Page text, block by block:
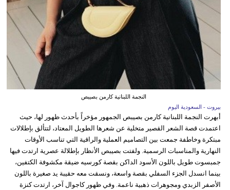
النجمة اللبنانية كارمن بصيبص
بيروت - السعودية اليوم
أبهرت النجمة اللبنانية كارمن بصيبص الجمهور مؤخراً بأحدث ظهور لها، حيث
اعتمدت قصة الشعر القصير متخلية عن شعرها الطويل المعتاد، لتتألق بإطلالات
مبتكرة وخاطفة جمعت بين التصاميم العملية والراقية التي تناسب الأوقات
النهارية والمناسبات الرسمية. ولفتت بصيبص الأنظار بإطلالة عصرية ارتدت فيها
جمبسوت طويل باللون الأسود الداكن بقصة كورسيه ضيقة مكشوفة الكتفين،
بينما انسدل الجزء السفلي بقصة واسعة، ونسقت معه حقيبة يد صغيرة باللون
الأصفر الزبدي ومجوهرات ذهبية ناعمة. وفي ظهور كاجوال آخر، ارتدت كنزة